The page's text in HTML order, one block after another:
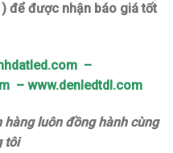
để được nhận báo giá tốt
–
– www.denledtdl.com
hàng luôn đồng hành cùng
tôi